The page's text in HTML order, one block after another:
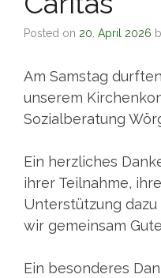
Posted on 20. April 2026
Am Samstag
unserem
Sozialberatung
Ein herzliches
ihrer Teilnahme,
Unterstützung
wir gemeinsam
Ein besonderes